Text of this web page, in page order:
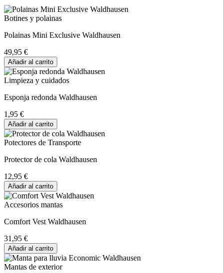
Botines y polainas
Polainas Mini Exclusive Waldhausen
49,95 €
Añadir al carrito
Limpieza y cuidados
Esponja redonda Waldhausen
1,95 €
Añadir al carrito
Potectores de Transporte
Protector de cola Waldhausen
12,95 €
Añadir al carrito
Accesorios mantas
Comfort Vest Waldhausen
31,95 €
Añadir al carrito
Mantas de exterior